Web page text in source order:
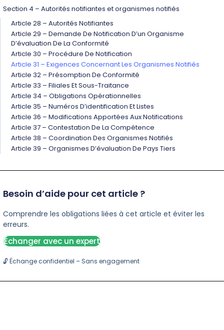
Section 4 – Autorités notifiantes et organismes notifiés
Article 28 – Autorités Notifiantes
Article 29 – Demande De Notification D’un Organisme
D’évaluation De La Conformité
Article 30 – Procédure De Notification
Article 31 – Exigences Concernant Les Organismes Notifiés
Article 32 – Présomption De Conformité
Article 33 – Filiales Et Sous-Traitance
Article 34 – Obligations Opérationnelles
Article 35 – Numéros D’identification Et Listes
Article 36 – Modifications Apportées Aux Notifications
Article 37 – Contestation De La Compétence
Article 38 – Coordination Des Organismes Notifiés
Article 39 – Organismes D’évaluation De Pays Tiers
Besoin d’aide pour cet article ?
Comprendre les obligations liées à cet article et éviter les
erreurs.
Échanger avec un expert
🔓 Échange confidentiel – Sans engagement